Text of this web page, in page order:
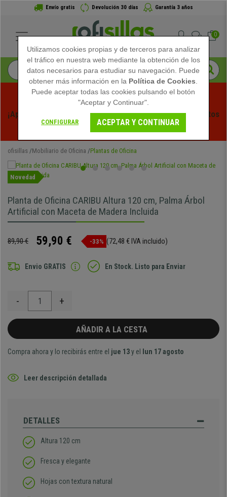
Envío gratis Devolución 30 días Garantía 3 años
0
¡Aprovecha las Rebajas de Verano en Ofisillas! Descuentos
Exclusivos por Tiempo Limitado - Ver Promo
ofisillas Mobiliario de Oficina Plantas de Oficina
Novedad
Planta de Oficina CARIBU Altura 120 cm, Palma Árbol
Artificial con Maceta de Madera Incluida
89,90 € 59,90 € -33% (72,48 € IVA incluido)
Envio GRATIS En Stock. Listo para Enviar
- +
AÑADIR A LA CESTA
Compra ahora y lo recibirás entre el jue 13y el lun 17 agosto
Leer descripción detallada
DETALLES
Altura 120 cm
Fresca y elegante
Hojas con textura natural
Utilizamos cookies propias y de terceros para analizar
el tráfico en nuestra web mediante la obtención de los
datos necesarios para estudiar su navegación. Puede
obtener más información en la Política de Cookies
Puede aceptar todas las cookies pulsando el botón
"Aceptar y Continuar".
CONFIGURAR ACEPTAR Y CONTINUAR